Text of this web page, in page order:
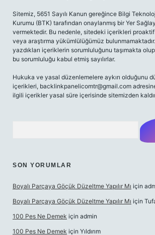
Sitemiz, 5651 Sayılı Kanun gereğince Bilgi
Kurumu (BTK) tarafından onaylanmış bir Yer
vermektedir. Bu nedenle, sitedeki içerikleri
veya araştırma yükümlülüğümüz
yazdıkları içeriklerin sorumluluğunu taşımakta
bu sorumluluğu kabul etmiş sayılırlar.
Hukuka ve yasal düzenlemelere aykırı olduğunu
içerikleri, backlinkpanelicomtr@gmail.com
ilgili içerikler yasal süre içerisinde sitemizden
SON YORUMLAR
Boyalı Parçaya Göçük Düzeltme Yapılır Mı için
Boyalı Parçaya Göçük Düzeltme Yapılır Mı için
100 Pes Ne Demek için admin
100 Pes Ne Demek için Yıldırım